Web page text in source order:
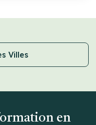
Villes
en